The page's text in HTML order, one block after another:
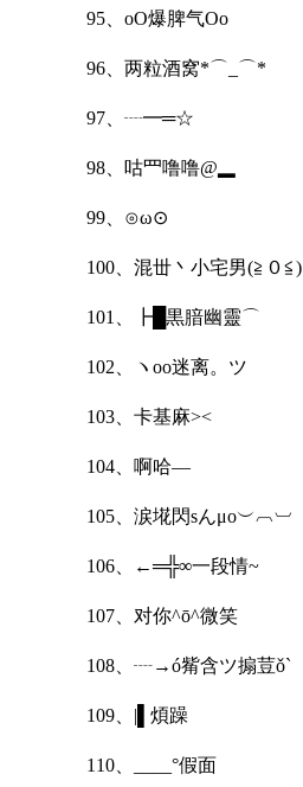
95、oO爆脾气Oo
96、两粒酒窝*⌒_⌒*
97、┈━═☆
98、咕罒噜噜@▂
99、⊙ω⊙
100、混丗丶小宅男(≧０≦)
101、┣█黒腤幽靈⌒
102、ヽoo迷离。ツ
103、卡基麻><
104、啊哈—
105、涙埖閃sんμo︶︹︺
106、←═╬∞一段情~
107、对你^ō^微笑
108、┈→ó觜含ツ搧荳ǒ`
109、|▌煩躁
110、____°假面